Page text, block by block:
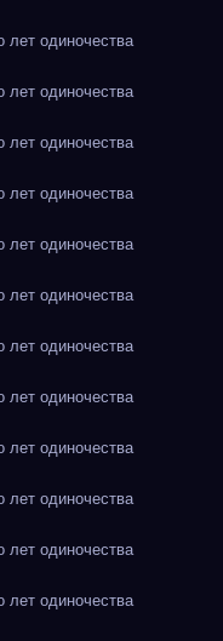
лет одиночества
лет одиночества
лет одиночества
лет одиночества
лет одиночества
лет одиночества
лет одиночества
лет одиночества
лет одиночества
лет одиночества
лет одиночества
лет одиночества